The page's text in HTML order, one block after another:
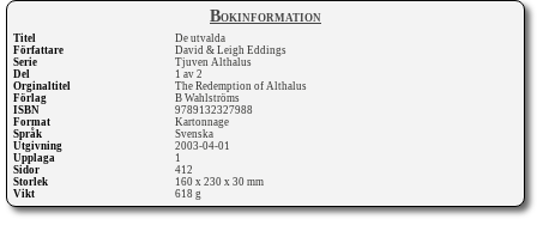
Bokinformation
Titel
De utvalda
Författare
David & Leigh Eddings
Serie
Tjuven Althalus
Del
1 av 2
Orginaltitel
The Redemption of Althalus
Förlag
B Wahlströms
ISBN
9789132327988
Format
Kartonnage
Språk
Svenska
Utgivning
2003-04-01
Upplaga
1
Sidor
412
Storlek
160 x 230 x 30 mm
Vikt
618 g